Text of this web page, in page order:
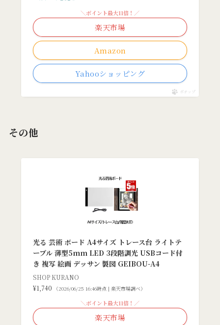
Amazon
＼ポイント最大11倍！／
楽天市場
Yahooショッピング
ポチップ
その他
光る 芸術 ボード A4サイズ トレース台 ライトテ
ーブル 薄型5mm LED 3段階調光 USBコード付
き 複写 絵画 デッサン 製図 GEIBOU-A4
SHOP KURANO
¥1,740
（2026/06/25 16:46時点 | 楽天市場調べ）
＼ポイント最大11倍！／
楽天市場